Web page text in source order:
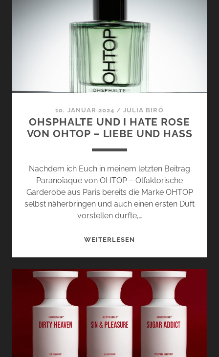
IM
BETT
10. JANUAR 2024 /JULIA BIRÓ
OHSPHALTE UND I HATE ROSE
VON OHTOP – LIEBE UND HASS
Nachdem ich Euch in meinem letzten Beitrag
Paranoïaque von OHTOP – Olfaktorische
Garderobe aus Paris bereits die Marke OHTOP
selbst näherbringen und auch einen ersten Duft
vorstellen durfte,…
WEITERLESEN
HATE
ROSE
OHTOP